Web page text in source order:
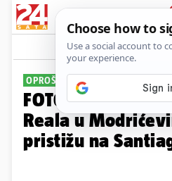
OPROŠTAJ OD REALOVA DOMA
FOTO Posljednji
Reala u
pristižu na